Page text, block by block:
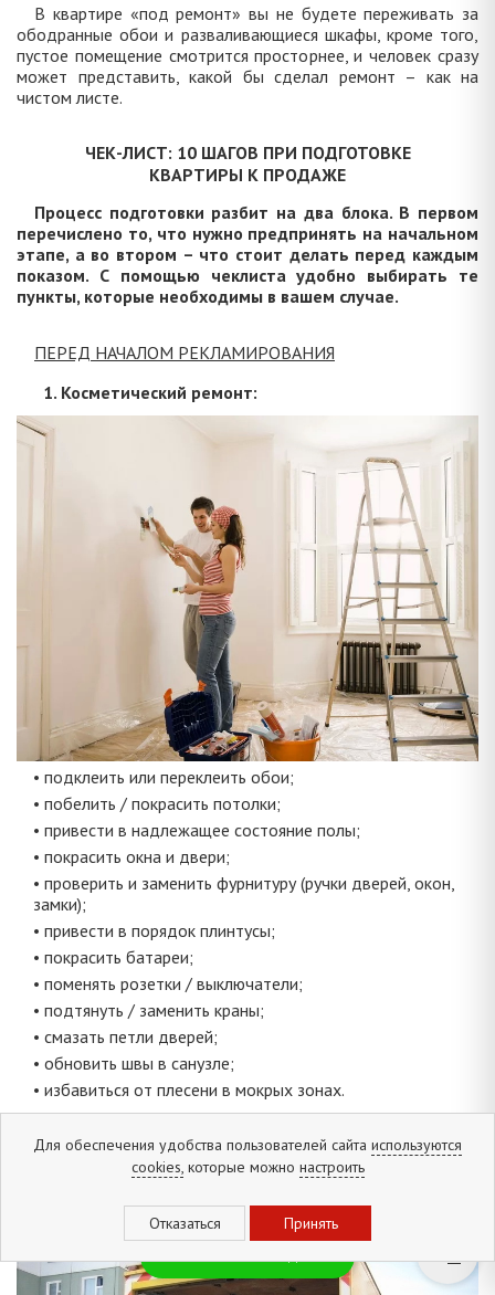
В квартире «под ремонт» вы не будете переживать за
ободранные обои и разваливающиеся шкафы, кроме того,
пустое помещение смотрится просторнее, и человек сразу
может представить, какой бы сделал ремонт – как на
чистом листе.
ЧЕК-ЛИСТ: 10 ШАГОВ ПРИ ПОДГОТОВКЕ
КВАРТИРЫ К ПРОДАЖЕ
Процесс подготовки разбит на два блока. В первом
перечислено то, что нужно предпринять на начальном
этапе, а во втором – что стоит делать перед каждым
показом. С помощью чеклиста удобно выбирать те
пункты, которые необходимы в вашем случае.
ПЕРЕД НАЧАЛОМ РЕКЛАМИРОВАНИЯ
1. Косметический ремонт:
• подклеить или переклеить обои;
• побелить / покрасить потолки;
• привести в надлежащее состояние полы;
• покрасить окна и двери;
• проверить и заменить фурнитуру (ручки дверей, окон,
замки);
• привести в порядок плинтусы;
• покрасить батареи;
• поменять розетки / выключатели;
• подтянуть / заменить краны;
• смазать петли дверей;
• обновить швы в санузле;
• избавиться от плесени в мокрых зонах.
новые собственники захотят сделать его на свой вкус.
Ваша задача – максимально улучшить состояние квартиры,
Для обеспечения удобства пользователей сайта используются
cookies,которые можно настроить